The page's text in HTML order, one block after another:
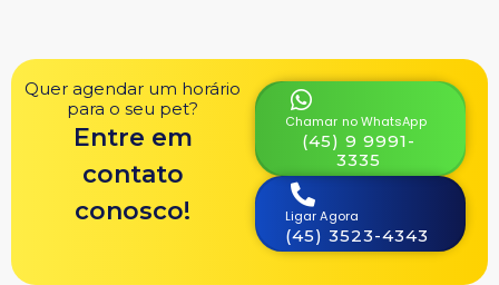
Quer agendar um horário
para o seu pet?
Entre em
contato
conosco!
Chamar no WhatsApp
(45) 9 9991-
3335
Ligar Agora
(45) 3523-4343